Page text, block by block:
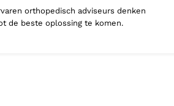
orthopedisch adviseurs denken
de beste oplossing te komen.